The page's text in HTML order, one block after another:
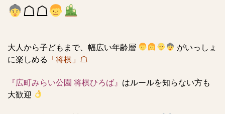
☖☖
大人から子どもまで、幅広い年齢層
がいっしょ
に楽しめる
「将棋」☖
『広町みらい公園 将棋ひろば』 はルールを知らない方も
大歓迎